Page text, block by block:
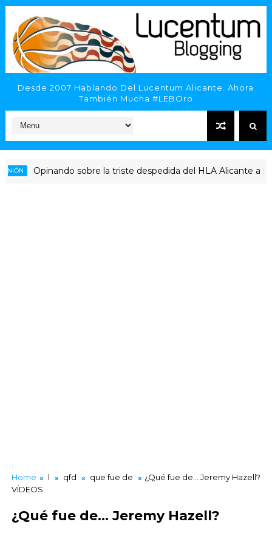
Desde 2007 Hablando Del Lucentum Alicante. Ahora
También Mucha #LEBOro
sobre la triste despedida del HLA Alicante a Rubén
Home l qfd que fue de
¿Qué fue de... Jeremy Hazell?
VÍDEOS
¿Qué fue de... Jeremy Hazell?